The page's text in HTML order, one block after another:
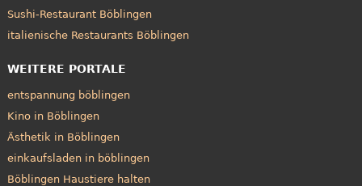
Sushi-Restaurant Böblingen
italienische Restaurants Böblingen
WEITERE PORTALE
entspannung böblingen
Kino in Böblingen
Ästhetik in Böblingen
einkaufsladen in böblingen
Böblingen Haustiere halten